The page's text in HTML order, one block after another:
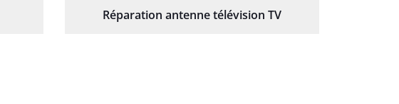
Réparation antenne télévision TV